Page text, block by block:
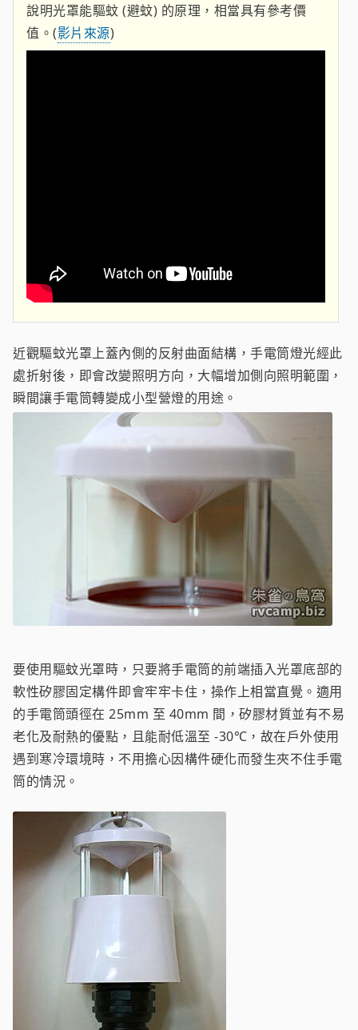
說明光罩能驅蚊 (避蚊) 的原理，相當具有參考價
值。(影片來源)
近觀驅蚊光罩上蓋內側的反射曲面結構，手電筒燈光經此
處折射後，即會改變照明方向，大幅增加側向照明範圍，
瞬間讓手電筒轉變成小型營燈的用途。
要使用驅蚊光罩時，只要將手電筒的前端插入光罩底部的
軟性矽膠固定構件即會牢牢卡住，操作上相當直覺。適用
的手電筒頭徑在 25mm 至 40mm 間，矽膠材質並有不易
老化及耐熱的優點，且能耐低溫至 -30℃，故在戶外使用
遇到寒冷環境時，不用擔心因構件硬化而發生夾不住手電
筒的情況。